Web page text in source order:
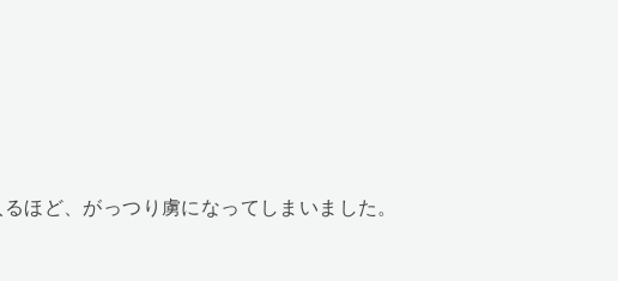
るほど、がっつり虜になってしまいました。